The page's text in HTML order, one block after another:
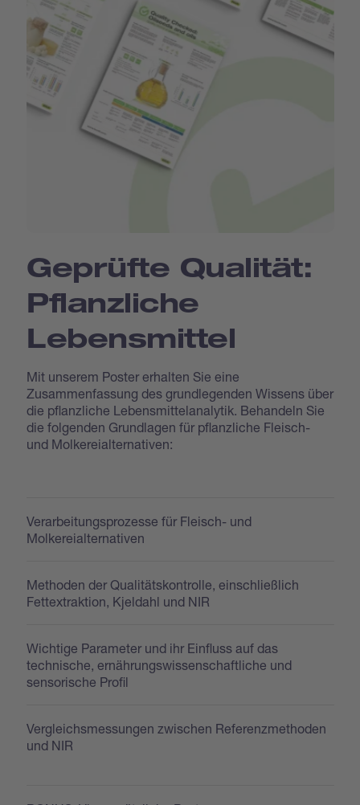
Geprüfte Qualität:
Pflanzliche
Lebensmittel
Mit unserem Poster erhalten Sie eine
Zusammenfassung des grundlegenden Wissens über
die pflanzliche Lebensmittelanalytik. Behandeln Sie
die folgenden Grundlagen für pflanzliche Fleisch-
und Molkereialternativen:
Verarbeitungsprozesse für Fleisch- und
Molkereialternativen
Methoden der Qualitätskontrolle, einschließlich
Fettextraktion, Kjeldahl und NIR
Wichtige Parameter und ihr Einfluss auf das
technische, ernährungswissenschaftliche und
sensorische Profil
Vergleichsmessungen zwischen Referenzmethoden
und NIR